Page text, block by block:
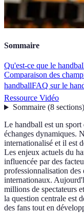
Sommaire
Qu'est-ce que le
Comparaison des
handballFAQ sur le
Ressource Vidéo
Sommaire(8 sections)
Le handball est un
échanges dynamiques.
internationalisé et il est
Les enjeux actuels du
influencée par des
professionnalisation des
internationaux.
millions de spectateurs
la question centrale est
des fans tout en